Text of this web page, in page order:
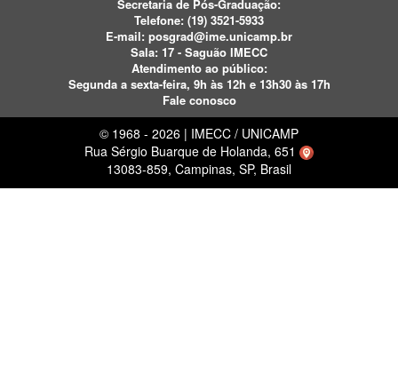
Secretaria de Pós-Graduação:
Telefone: (19) 3521-5933
E-mail: posgrad@ime.unicamp.br
Sala: 17 - Saguão IMECC
Atendimento ao público:
Segunda a sexta-feira, 9h às 12h e 13h30 às 17h
Fale conosco
© 1968 - 2026 | IMECC / UNICAMP
Rua Sérgio Buarque de Holanda, 651
13083-859, Campinas, SP, Brasil